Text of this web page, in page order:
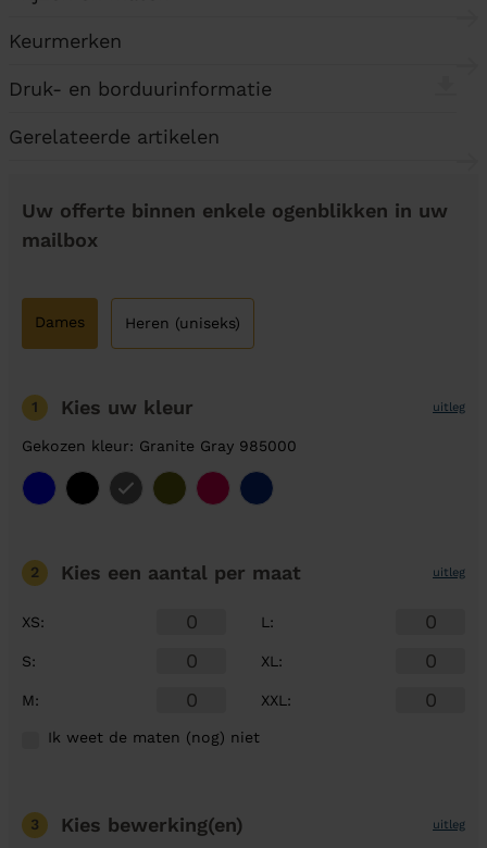
Keurmerken
Druk- en borduurinformatie
Gerelateerde artikelen
Uw offerte binnen enkele ogenblikken in uw
mailbox
Dames Heren (uniseks)
1 Kies uw kleur uitleg
Gekozen kleur: Granite Gray 985000
2 Kies een aantal per maat uitleg
XS:
S:
M:
L :
XL :
XXL :
Ik weet de maten (nog) niet
3 Kies bewerking(en) uitleg